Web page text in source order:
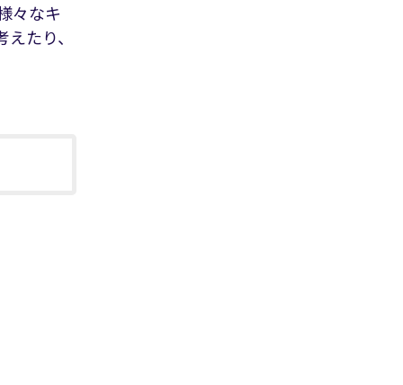
々なキ
たり、